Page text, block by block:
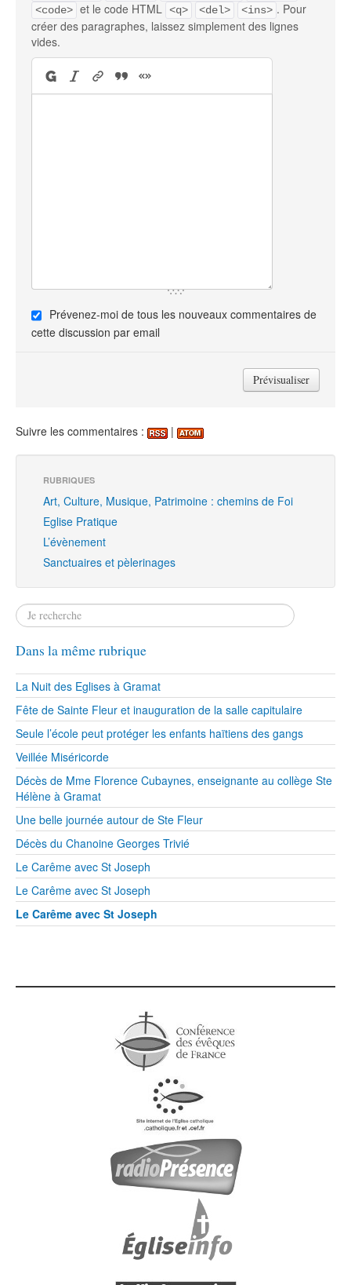
<code> et le code HTML <q> <del> <ins> . Pour
créer des paragraphes, laissez simplement des lignes
vides.
Prévenez-moi de tous les nouveaux commentaires de
cette discussion par email
Suivre les commentaires : |
RUBRIQUES
Art, Culture, Musique, Patrimoine : chemins de Foi
Eglise Pratique
L’évènement
Sanctuaires et pèlerinages
Dans la même rubrique
La Nuit des Eglises à Gramat
Fête de Sainte Fleur et inauguration de la salle capitulaire
Seule l’école peut protéger les enfants haïtiens des gangs
Veillée Miséricorde
Décès de Mme Florence Cubaynes, enseignante au collège Ste
Hélène à Gramat
Une belle journée autour de Ste Fleur
Décès du Chanoine Georges Trivié
Le Carême avec St Joseph
Le Carême avec St Joseph
Le Carême avec St Joseph